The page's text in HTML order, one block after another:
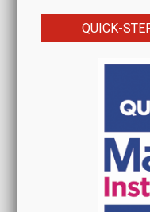
QUICK-